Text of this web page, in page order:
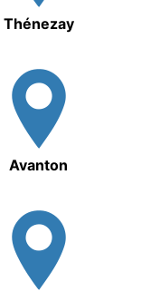
Thénezay
Avanton